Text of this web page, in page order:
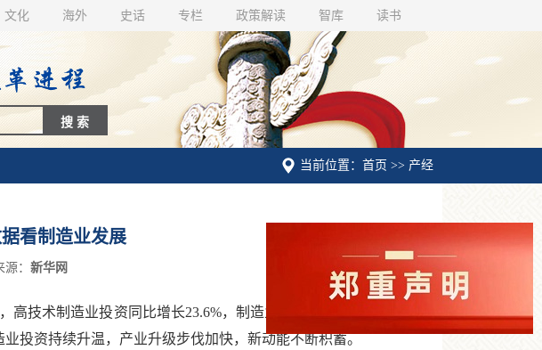
文化 海外 史话 专栏 政策解读 智库 读书
当前位置：首页 >> 产经
看制造业发展
： 新华网
术制造业投资同比增长23.6%，制造业技改投资同比增长10.4%;
投资持续升温，产业升级步伐加快，新动能不断积蓄。